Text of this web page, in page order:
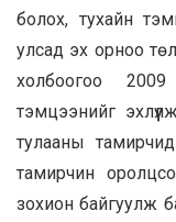
болох, тухайн
улсад эх орноо
холбоогоо
тэмцээнийг
тулааны
тамирчин
зохион байгуулж